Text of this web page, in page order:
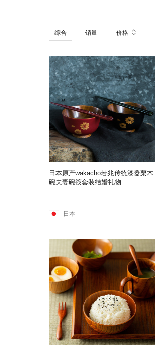
综合 销量 价格
日本原产wakacho若兆传统漆器栗木
碗夫妻碗筷套装结婚礼物
日本